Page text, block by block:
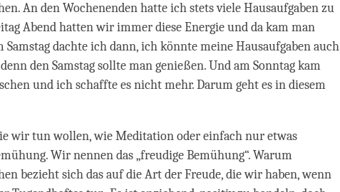
An den Wochenenden hatte ich stets viele Hausaufgaben zu
Abend hatten wir immer diese Energie und da kam man
dachte ich dann, ich könnte meine Hausaufgaben auch
den Samstag sollte man genießen. Und am Sonntag kam
und ich schaffte es nicht mehr. Darum geht es in diesem
wir tun wollen, wie Meditation oder einfach nur etwas
Wir nennen das „freudige Bemühung“. Warum
bezieht sich das auf die Art der Freude, die wir haben, wenn